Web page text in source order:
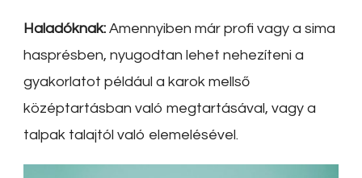
Haladóknak: Amennyiben már profi vagy a sima
hasprésben, nyugodtan lehet nehezíteni a
gyakorlatot például a karok mellső
középtartásban való megtartásával, vagy a
talpak talajtól való elemelésével.